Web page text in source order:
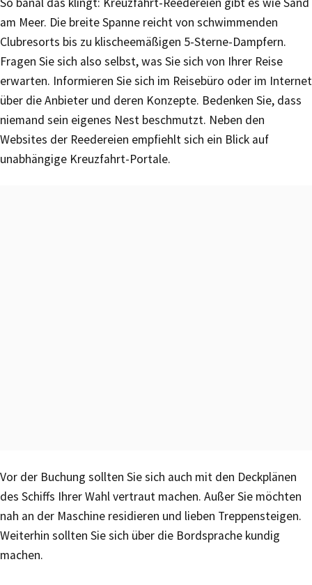
am Meer. Die breite Spanne reicht von schwimmenden
Clubresorts bis zu klischeemäßigen 5-Sterne-Dampfern.
Fragen Sie sich also selbst, was Sie sich von Ihrer Reise
erwarten. Informieren Sie sich im Reisebüro oder im Internet
über die Anbieter und deren Konzepte. Bedenken Sie, dass
niemand sein eigenes Nest beschmutzt. Neben den
Websites der Reedereien empfiehlt sich ein Blick auf
unabhängige Kreuzfahrt-Portale.
Vor der Buchung sollten Sie sich auch mit den Deckplänen
des Schiffs Ihrer Wahl vertraut machen. Außer Sie möchten
nah an der Maschine residieren und lieben Treppensteigen.
Weiterhin sollten Sie sich über die Bordsprache kundig
machen.